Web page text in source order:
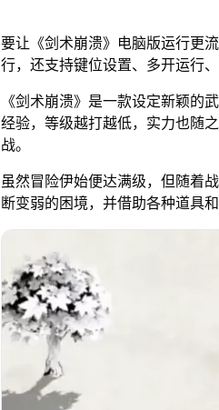
要让《剑术崩溃》电脑版运行更
行，还支持键位设置、多开运行
《剑术崩溃》是一款设定新颖
经验，等级越打越低，实力也随
战。
虽然冒险伊始便达满级，但随着
断变弱的困境，并借助各种道具